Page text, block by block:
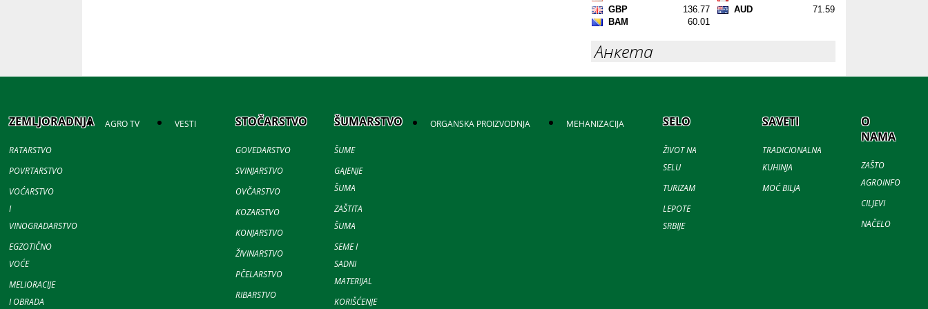
Анкета
ZEMLJORADNJA
RATARSTVO
POVRTARSTVO
VOĆARSTVO
I
VINOGRADARSTVO
EGZOTIČNO
VOĆE
MELIORACIJE
I OBRADA
AGRO TV VESTI STOČARSTVO
GOVEDARSTVO
SVINJARSTVO
OVČARSTVO
KOZARSTVO
KONJARSTVO
ŽIVINARSTVO
PČELARSTVO
RIBARSTVO
ŠUMARSTVO
ŠUME
GAJENJE
ŠUMA
ZAŠTITA
ŠUMA
SEME I
SADNI
MATERIJAL
KORIŠĆENJE
ORGANSKA PROIZVODNJA MEHANIZACIJA SELO
ŽIVOT NA
SELU
TURIZAM
LEPOTE
SRBIJE
SAVETI
TRADICIONALNA
KUHINJA
MOĆ BILJA
O
NAMA
ZAŠTO
AGROINFO
CILJEVI
NAČELO